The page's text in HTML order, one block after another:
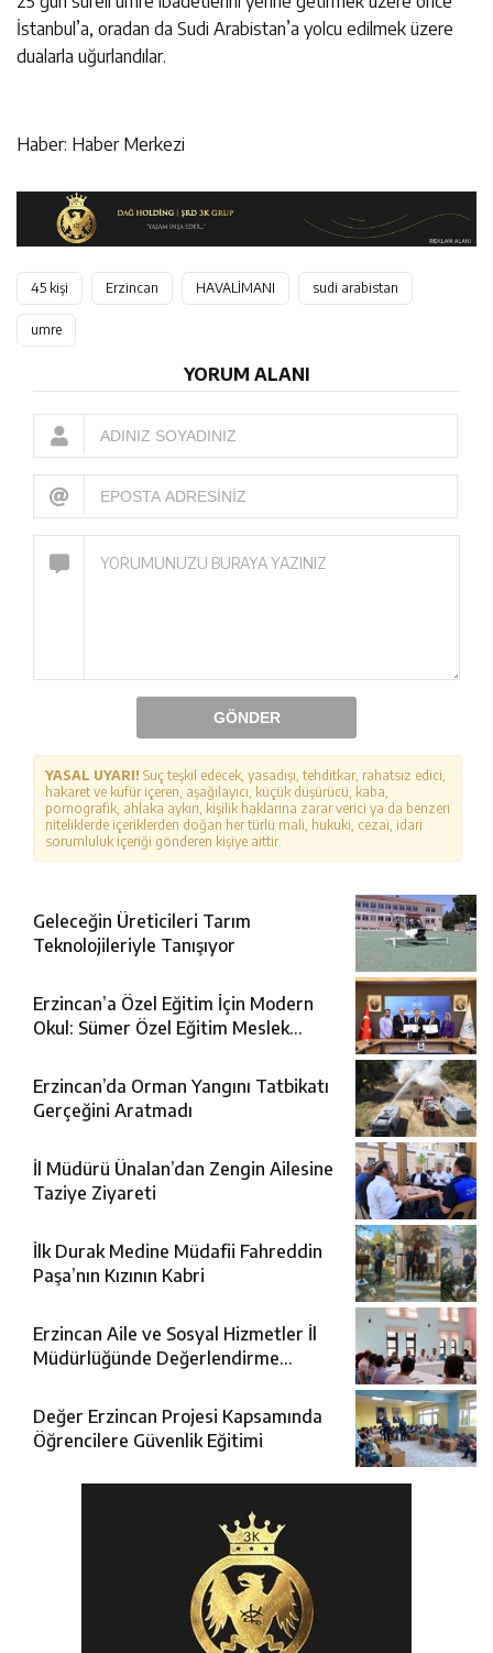
İstanbul’a, oradan da Sudi Arabistan’a yolcu edilmek üzere
dualarla uğurlandılar.
Haber: Haber Merkezi
45 kişi Erzincan HAVALİMANI sudi arabistan
umre
YORUM ALANI
GÖNDER
YASAL UYARI! Suç teşkil edecek, yasadışı, tehditkar, rahatsız edici,
hakaret ve küfür içeren, aşağılayıcı, küçük düşürücü, kaba,
pornografik, ahlaka aykırı, kişilik haklarına zarar verici ya da benzeri
niteliklerde içeriklerden doğan her türlü mali, hukuki, cezai, idari
sorumluluk içeriği gönderen kişiye aittir.
Geleceğin Üreticileri Tarım
Teknolojileriyle Tanışıyor
Erzincan’a Özel Eğitim İçin Modern
Okul: Sümer Özel Eğitim Meslek
Erzincan’da Orman Yangını Tatbikatı
Gerçeğini Aratmadı
İl Müdürü Ünalan’dan Zengin Ailesine
Taziye Ziyareti
İlk Durak Medine Müdafii Fahreddin
Paşa’nın Kızının Kabri
Erzincan Aile ve Sosyal Hizmetler İl
Müdürlüğünde Değerlendirme
Değer Erzincan Projesi Kapsamında
Öğrencilere Güvenlik Eğitimi